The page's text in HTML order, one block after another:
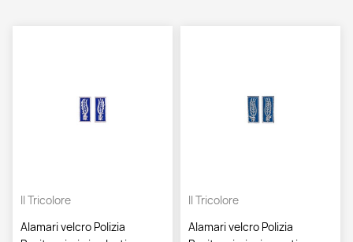
Il Tricolore
Alamari velcro Polizia
Il Tricolore
Alamari velcro Polizia